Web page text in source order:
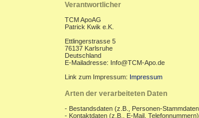
Verantwortlicher
TCM ApoAG
Patrick Kwik e.K.
Ettlingerstrasse 5
76137 Karlsruhe
Deutschland
E-Mailadresse: Info@TCM-Apo.de
Link zum Impressum: Impressum
Arten der verarbeiteten Daten
- Bestandsdaten (z.B., Personen-
- Kontaktdaten (z.B., E-Mail, Telefonnummern).